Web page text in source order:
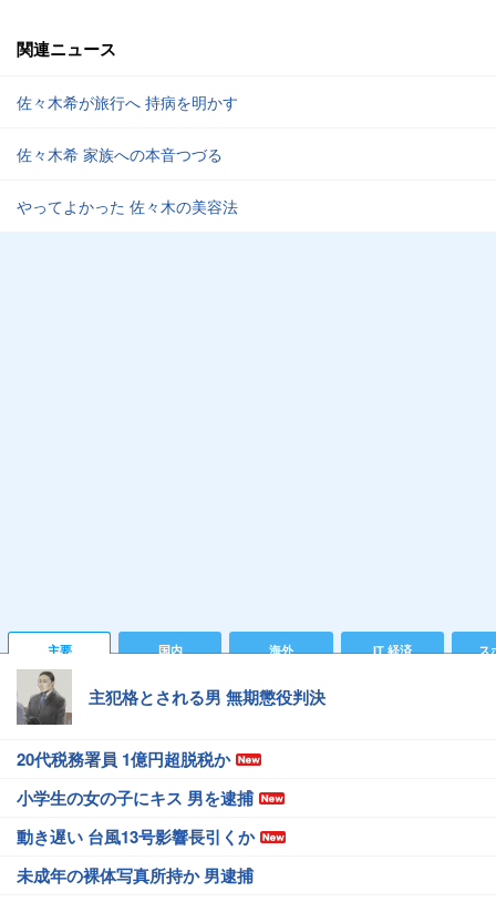
関連ニュース
佐々木希が旅行へ 持病を明かす
佐々木希 家族への本音つづる
やってよかった 佐々木の美容法
主要 国内 海外 IT 経済 ス
主犯格とされる男 無期懲役判決
20代税務署員 1億円超脱税か
小学生の女の子にキス 男を逮捕
動き遅い 台風13号影響長引くか
未成年の裸体写真所持か 男逮捕